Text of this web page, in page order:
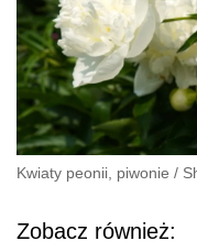
Kwiaty peonii, piwonie /
Zobacz również: